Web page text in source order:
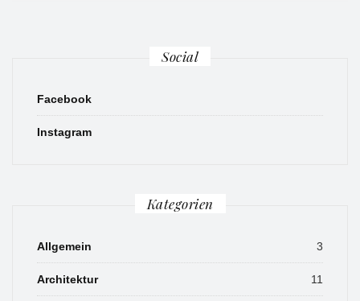
Social
Facebook
Instagram
Kategorien
Allgemein 3
Architektur 11